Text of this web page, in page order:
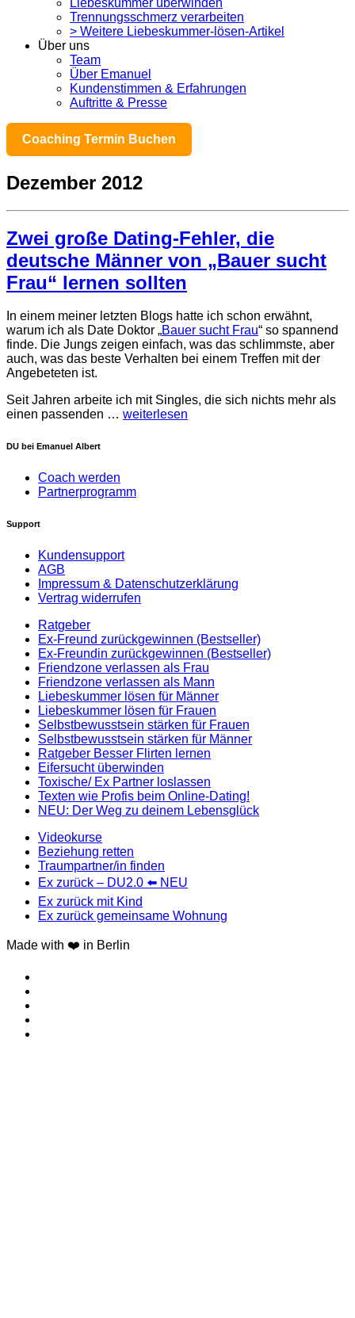
Trennungsschmerz verarbeiten
> Weitere Liebeskummer-lösen-Artikel
Über uns
Team
Über Emanuel
Kundenstimmen & Erfahrungen
Auftritte & Presse
Coaching Termin Buchen
Dezember 2012
Zwei große Dating-Fehler, die
deutsche Männer von „Bauer sucht
Frau“ lernen sollten
In einem meiner letzten Blogs hatte ich schon erwähnt,
warum ich als Date Doktor „Bauer sucht Frau“ so spannend
finde. Die Jungs zeigen einfach, was das schlimmste, aber
auch, was das beste Verhalten bei einem Treffen mit der
Angebeteten ist.
Seit Jahren arbeite ich mit Singles, die sich nichts mehr als
einen passenden … weiterlesen
DU bei Emanuel Albert
Coach werden
Partnerprogramm
Support
Kundensupport
AGB
Impressum & Datenschutzerklärung
Vertrag widerrufen
Ratgeber
Ex-Freund zurückgewinnen (Bestseller)
Ex-Freundin zurückgewinnen (Bestseller)
Friendzone verlassen als Frau
Friendzone verlassen als Mann
Liebeskummer lösen für Männer
Liebeskummer lösen für Frauen
Selbstbewusstsein stärken für Frauen
Selbstbewusstsein stärken für Männer
Ratgeber Besser Flirten lernen
Eifersucht überwinden
Toxische/ Ex Partner loslassen
Texten wie Profis beim Online-Dating!
NEU: Der Weg zu deinem Lebensglück
Videokurse
Beziehung retten
Traumpartner/in finden
Ex zurück – DU2.0 ⬅️ NEU
Ex zurück mit Kind
Ex zurück gemeinsame Wohnung
Made with ❤️ in Berlin